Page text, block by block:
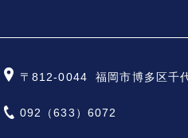
〒812-0044 福岡市博多区千
092（633）6072